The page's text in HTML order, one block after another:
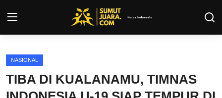
Login
Kontak
NASIONAL
TIBA DI KUALANAMU, TIMNAS